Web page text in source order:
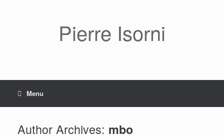
Pierre Isorni
Menu
Author Archives: mbo